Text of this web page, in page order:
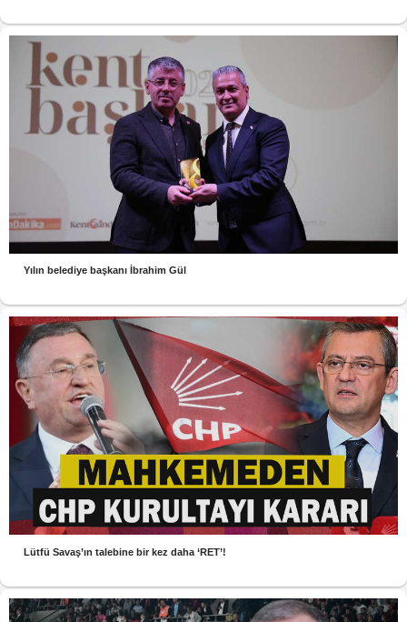
Yılın belediye başkanı İbrahim Gül
Lütfü Savaş’ın talebine bir kez daha ‘RET’!